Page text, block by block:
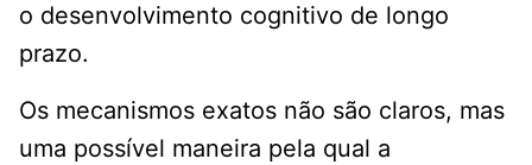
o desenvolvimento cognitivo de longo
prazo.
Os mecanismos exatos não são claros, mas
uma possível maneira pela qual a